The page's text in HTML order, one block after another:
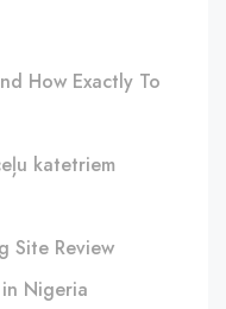
How Exactly To
katetriem
Site Review
Nigeria